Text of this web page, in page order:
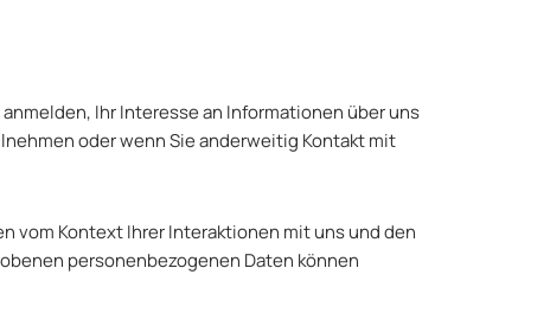
Ihr Interesse an Informationen über uns
oder wenn Sie anderweitig Kontakt mit
vom Kontext Ihrer Interaktionen mit uns und den
personenbezogenen Daten können